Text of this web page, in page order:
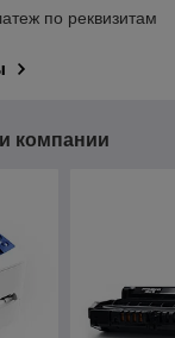
по реквизитам
компании